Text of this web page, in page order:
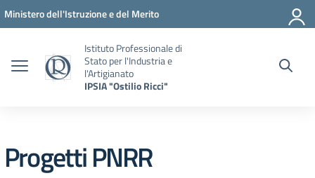
Vai ai contenuti
Vai al menu di navigazione
Vai al footer
Ministero dell'Istruzione e del Merito
Istituto Professionale di
Stato per l'Industria e
l'Artigianato
IPSIA "Ostilio Ricci"
Progetti PNRR